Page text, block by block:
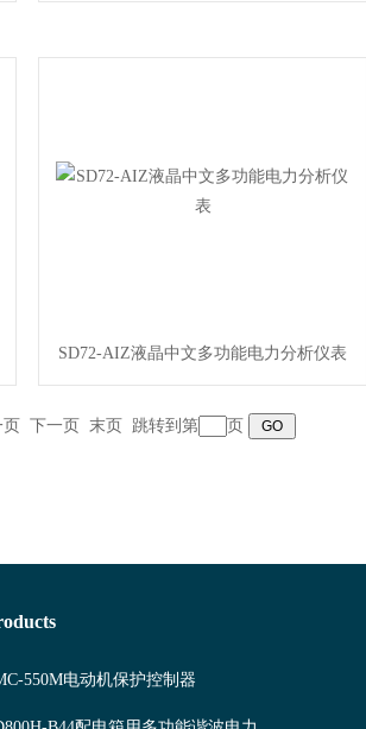
SD72-AIZ液晶中文多功能电力分析仪表
下一页 末页 跳转到第 页
550M电动机保护控制器